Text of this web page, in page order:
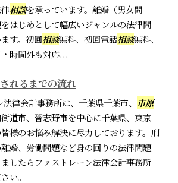
相談を承っています。離婚（男女問
はじめとして幅広いジャンルの法律問
す。初回相談無料、初回電話相談無料、
時間外も対応...
れるまでの流れ
律会計事務所は、千葉県千葉市、
市原
道市、習志野市を中心に千葉県、東京
様のお悩み解決に尽力しております。刑
婚、労働問題など身の回りの法律問題
したらファストレーン法律会計事務所
い。